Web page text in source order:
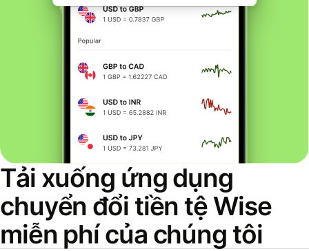
Tải xuống ứng dụng
chuyển đổi tiền tệ Wise
miễn phí của chúng tôi